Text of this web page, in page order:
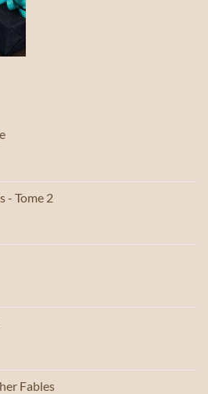
- Tome 2
Fables